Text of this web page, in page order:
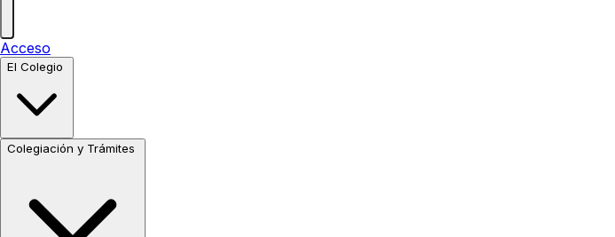
Acceso
El Colegio
Colegiación y Trámites